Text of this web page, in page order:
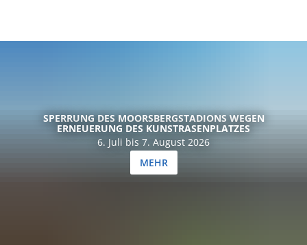
SPERRUNG DES MOORSBERGSTADIONS WEGEN
ERNEUERUNG DES KUNSTRASENPLATZES
6. Juli bis 7. August 2026
MEHR